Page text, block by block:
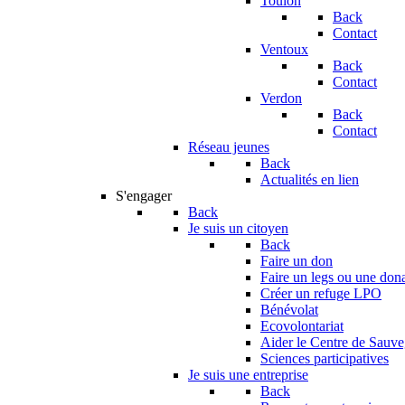
Back
Contact
Ventoux
Back
Contact
Verdon
Back
Contact
Réseau jeunes
Back
Actualités en lien
S'engager
Back
Je suis un citoyen
Back
Faire un don
Faire un legs ou une
Créer un refuge LPO
Bénévolat
Ecovolontariat
Aider le Centre de
Sciences participatives
Je suis une entreprise
Back